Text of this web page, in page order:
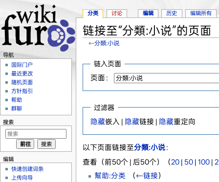
链接至“分類:小说”的页面
←分類:小说
链入页面
页面：
过滤器
隐藏嵌入 | 隐藏链接 | 隐藏重定向
以下页面链接至分類:小说：
查看（前50个 | 后50个）（20| 50| 100|
幫助:分类
（←链接）
分类 讨论 编辑 历史 编辑所有
导航
国际门户
最近更改
随机页面
方针指引
帮助
群聊
搜索
编辑
快速创建词条
上传向导